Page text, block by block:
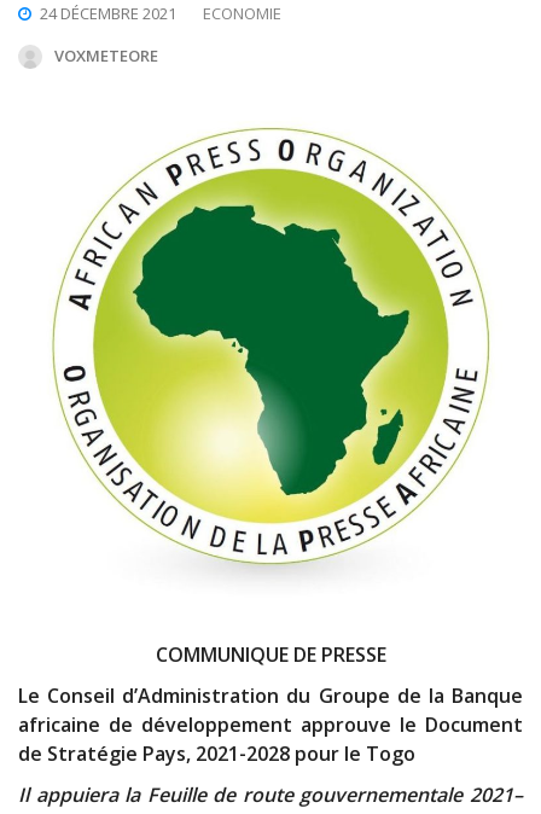
24 DÉCEMBRE 2021
ECONOMIE
VOXMETEORE
COMMUNIQUE DE PRESSE
Le Conseil d’Administration du Groupe de la Banque
africaine de développement approuve le Document
de Stratégie Pays, 2021-2028 pour le Togo
Il appuiera la Feuille de route gouvernementale 2021–